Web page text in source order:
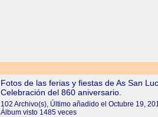
Fotos de las ferias y fiestas de As San
Celebración del 860 aniversario.
102 Archivo(s), Último añadido el Octubre 19,
Álbum visto 1485 veces